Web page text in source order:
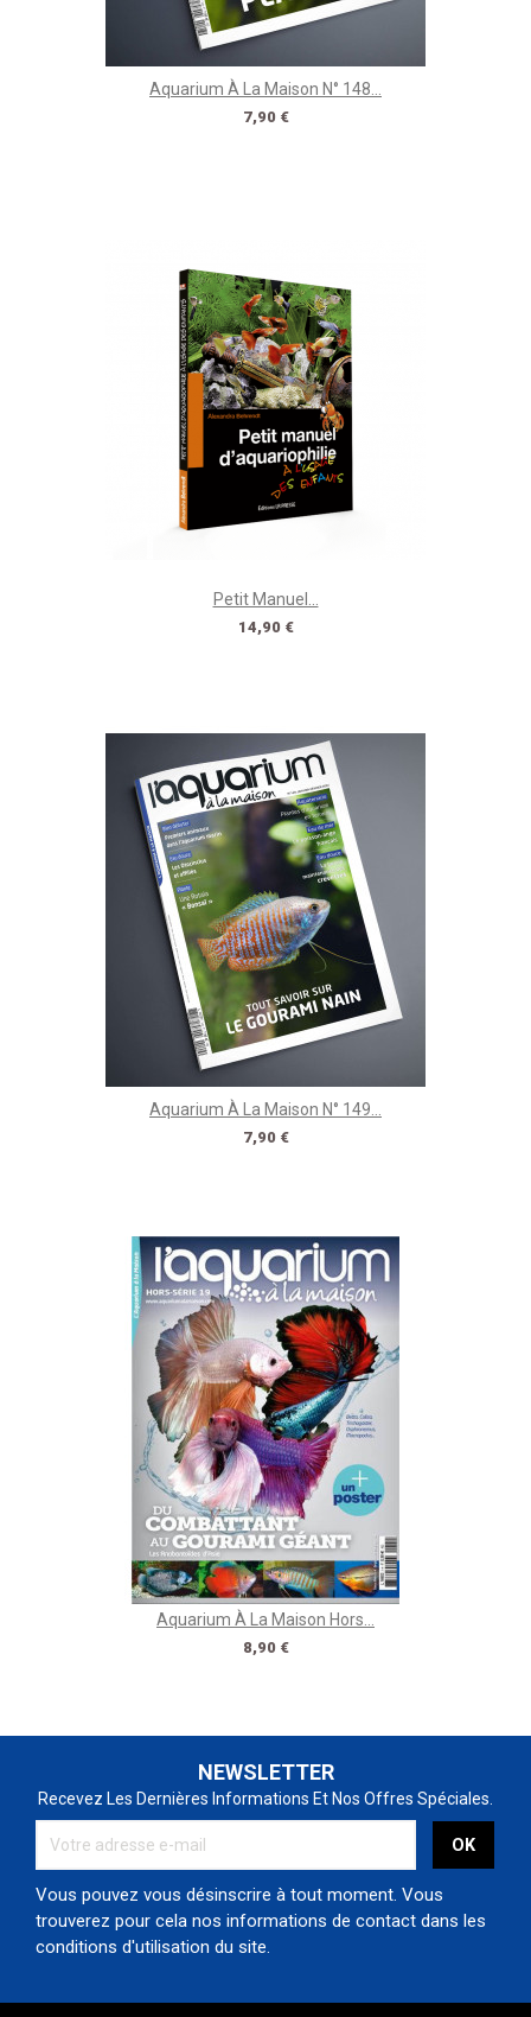
Aquarium À La Maison N° 148...
Prix
7,90 €
Petit Manuel...
Prix
14,90 €
Aquarium À La Maison N° 149...
Prix
7,90 €
Aquarium À La Maison Hors...
Prix
8,90 €
NEWSLETTER
Recevez Les Dernières Informations Et Nos Offres Spéciales.
Vous pouvez vous désinscrire à tout moment. Vous
trouverez pour cela nos informations de contact dans les
conditions d'utilisation du site.